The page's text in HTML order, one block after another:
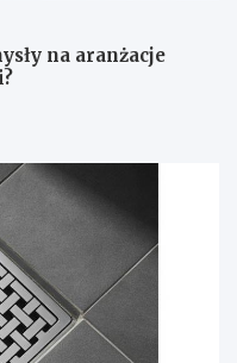
na aranżacje